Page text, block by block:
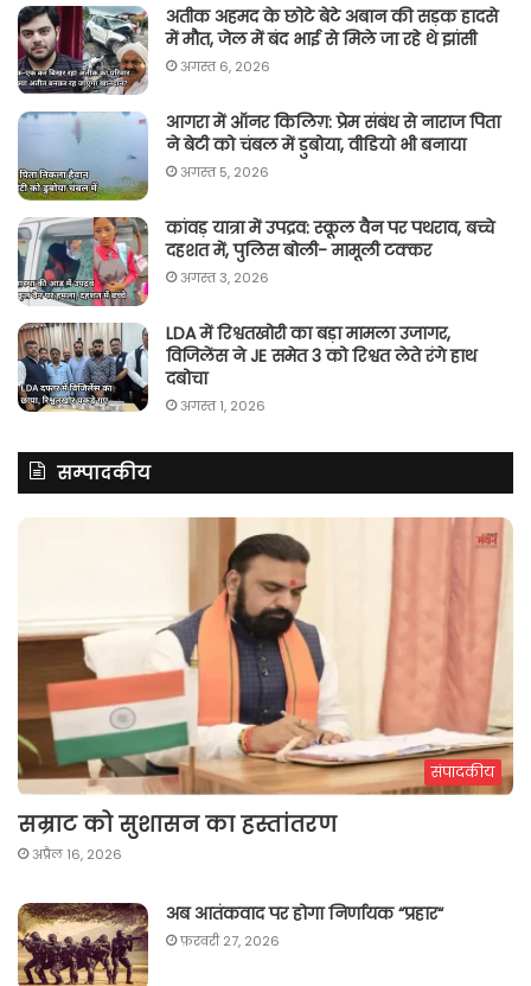
अतीक अहमद के छोटे बेटे अबान की सड़क हादसे
में मौत, जेल में बंद भाई से मिले जा रहे थे झांसी
अगस्त 6, 2026
आगरा में ऑनर किलिग़: प्रेम संबंध से नाराज पिता
ने बेटी को चंबल में डुबोया, वीडियो भी बनाया
अगस्त 5, 2026
कांवड़ यात्रा में उपद्रव: स्कूल वैन पर पथराव, बच्चे
दहशत में, पुलिस बोली- मामूली टक्कर
अगस्त 3, 2026
LDA में रिश्वतखोरी का बड़ा मामला उजागर,
विजिलेंस ने JE समेत 3 को रिश्वत लेते रंगे हाथ
दबोचा
अगस्त 1, 2026
सम्पादकीय
संपादकीय
सम्राट को सुशासन का हस्तांतरण
अप्रैल 16, 2026
अब आतंकवाद पर होगा निर्णायक “प्रहार“
फ़रवरी 27, 2026